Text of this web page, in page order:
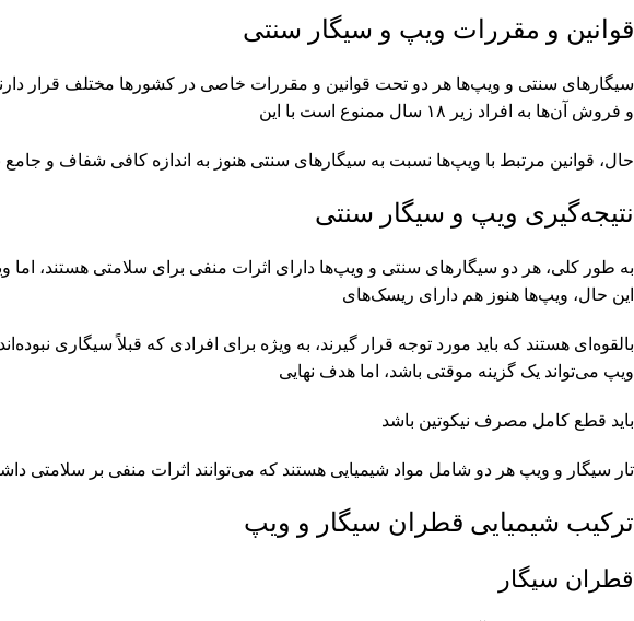
قوانین و مقررات ویپ و سیگار سنتی
سیگارهای سنتی و ویپ‌ها هر دو تحت قوانین و مقررات خاصی در کشورها مختلف قرار
و فروش آن‌ها به افراد زیر ۱۸ سال ممنوع است با این
حال، قوانین مرتبط با ویپ‌ها نسبت به سیگارهای سنتی هنوز به اندازه کافی شفاف و
نتیجه‌گیری ویپ و سیگار سنتی
به طور کلی، هر دو سیگارهای سنتی و ویپ‌ها دارای اثرات منفی برای سلامتی هستند،
این حال، ویپ‌ها هنوز هم دارای ریسک‌های
بالقوه‌ای هستند که باید مورد توجه قرار گیرند، به ویژه برای افرادی که قبلاً سیگاری
ویپ می‌تواند یک گزینه موقتی باشد، اما هدف نهایی
باید قطع کامل مصرف نیکوتین باشد
تار سیگار و ویپ هر دو شامل مواد شیمیایی هستند که می‌توانند اثرات منفی بر سلامتی
ترکیب شیمیایی قطران سیگار و ویپ
قطران سیگار